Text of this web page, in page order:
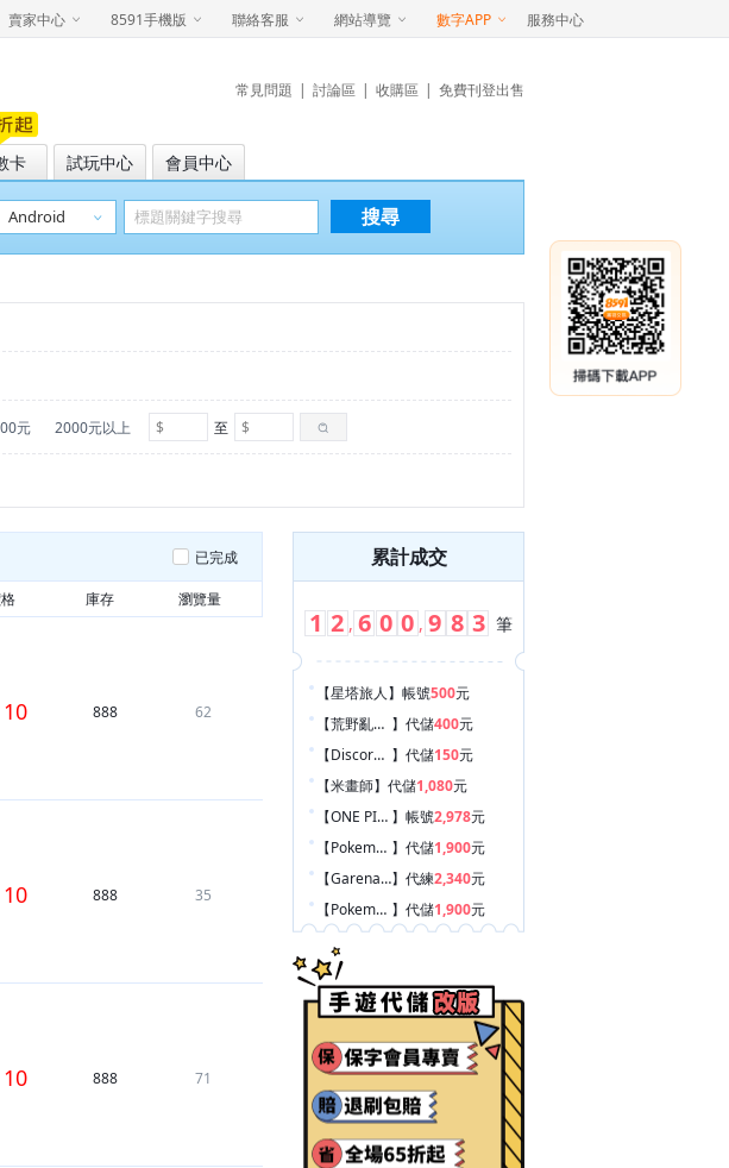
賣家中心 8591手機版 聯絡客服 網站導覽 數字APP 服務中心
常見問題 | 討論區 | 收購區 | 免費刊登出售
卡 試玩中心 會員中心
搜尋
元 2000元以上 至
已完成
庫存 瀏覽量
888 62
888 35
888 71
累計成交
1 2 , 6 0 0 , 9 8 3 筆
【星塔旅人】 帳號500元
【荒野亂鬥 Brawl Stars 】 代儲400元
【Discord Nitro 】 代儲150元
【米畫師】 代儲1,080元
【ONE PIECE Bounty Rush 】 帳號2,978元
【Pokemon UNITE 】 代儲1,900元
【Garena 傳說對決】 代練2,340元
【Pokemon UNITE 】 代儲1,900元
【遊戲王 MASTER DUEL（手機版）】 帳號70元
【三角洲行動 】代儲2,680元
【Garena 傳說對決】代儲990
【Roblox】代儲1,800
【WePlay - 線上桌遊吧】代儲400元